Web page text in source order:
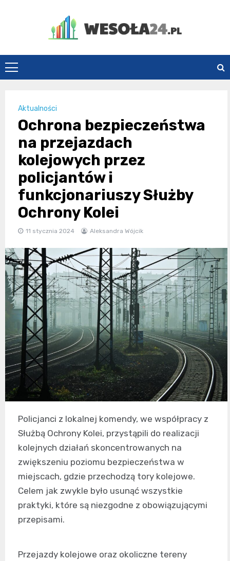
Wesoła24.pl
Aktualności
Ochrona bezpieczeństwa
na przejazdach
kolejowych przez
policjantów i
funkcjonariuszy Służby
Ochrony Kolei
11 stycznia 2024 Aleksandra Wójcik
Policjanci z lokalnej komendy, we współpracy z
Służbą Ochrony Kolei, przystąpili do realizacji
kolejnych działań skoncentrowanych na
zwiększeniu poziomu bezpieczeństwa w
miejscach, gdzie przechodzą tory kolejowe.
Celem jak zwykle było usunąć wszystkie
praktyki, które są niezgodne z obowiązującymi
przepisami.
Przejazdy kolejowe oraz okoliczne tereny